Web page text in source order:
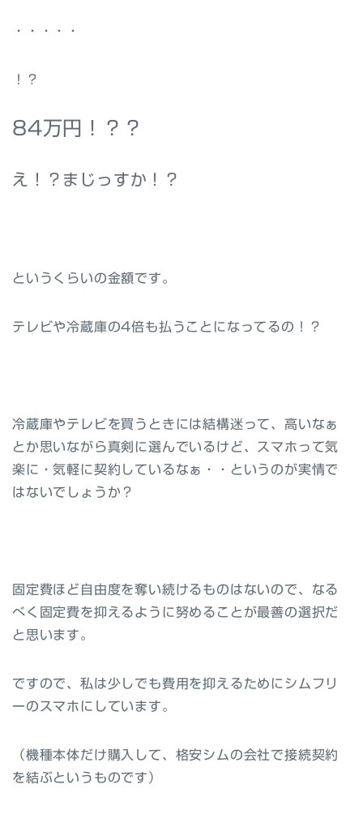
・・・・・
！？
84万円！？？
え！？まじっすか！？
というくらいの金額です。
テレビや冷蔵庫の4倍も払うことになってるの！？
冷蔵庫やテレビを買うときには結構迷って、高いなぁ
とか思いながら真剣に選んでいるけど、スマホって気
楽に・気軽に契約しているなぁ・・というのが実情で
はないでしょうか？
固定費ほど自由度を奪い続けるものはないので、なる
べく固定費を抑えるように努めることが最善の選択だ
と思います。
ですので、私は少しでも費用を抑えるためにシムフリ
ーのスマホにしています。
（機種本体だけ購入して、格安シムの会社で接続契約
を結ぶというものです）